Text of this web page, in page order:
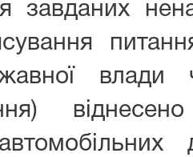
завданих
влади